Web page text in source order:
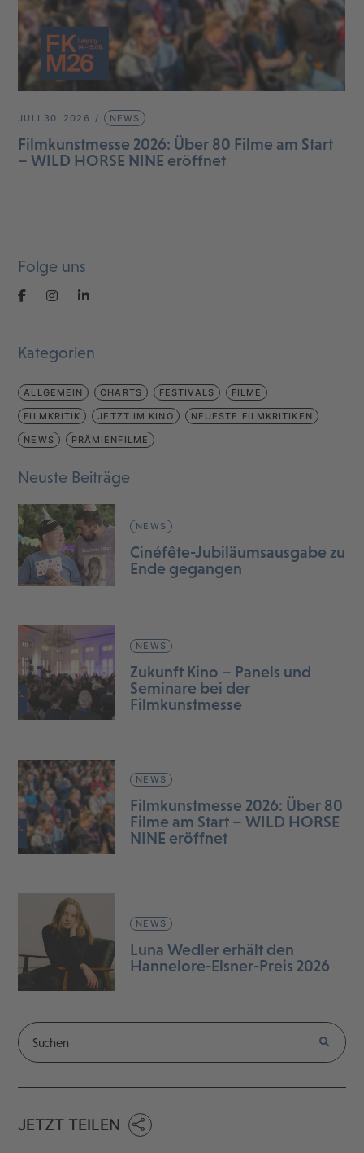
JULI 30, 2026 NEWS
Filmkunstmesse 2026: Über 80 Filme am Start
– WILD HORSE NINE eröffnet
Folge uns
Kategorien
ALLGEMEIN CHARTS FESTIVALS FILME
FILMKRITIK JETZT IM KINO NEUESTE FILMKRITIKEN
NEWS PRÄMIENFILME
Neuste Beiträge
NEWS
Cinéfête-Jubiläumsausgabe zu
Ende gegangen
NEWS
Zukunft Kino – Panels und
Seminare bei der
Filmkunstmesse
NEWS
Filmkunstmesse 2026: Über 80
Filme am Start – WILD HORSE
NINE eröffnet
NEWS
Luna Wedler erhält den
Hannelore-Elsner-Preis 2026
JETZT TEILEN